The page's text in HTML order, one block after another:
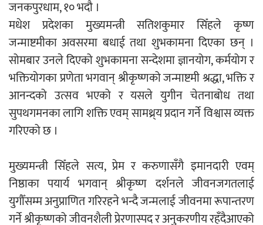
जनमत पत्रकार संघ
परियोजना सकिनै लाग्दा खुल्यो वन उद्यमीले
सहुलियत ऋण लिने बाटो
नदी अधिकारका ती कानुनी पाटा, जसले
बनाउँछ नदीलाई संरक्षण हकदार
जनकपुरधाम, १० भदौ ।
मधेश प्रदेशका मुख्यमन्त्री सतिशकुमार सिँहले कृष्ण
जन्माष्टमीका अवसरमा बधाई तथा शुभकामना दिएका छन् ।
सोमबार उनले दिएको शुभकामना सन्देशमा ज्ञानयोग, कर्मयोग र
भक्तियोगका प्रणेता भगवान् श्रीकृष्णको जन्माष्टमी श्रद्धा, भक्ति र
आनन्दको उत्सव भएको र यसले युगीन चेतनाबोध तथा
सुपथगमनका लागि शक्ति एवम् सामथ्र्य प्रदान गर्ने विश्वास व्यक्त
गरिएको छ ।
मुख्यमन्त्री सिँहले सत्य, प्रेम र करुणासँगै इमानदारी एवम्
निष्ठाका पयार्य भगवान् श्रीकृष्ण दर्शनले जीवनजगतलाई
युगौँसम्म अनुप्राणित गरिरहने भन्दै जन्मलाई जीवनमा रूपान्तरण
गर्ने श्रीकृष्णको जीवनशैली प्रेरणास्पद र अनुकरणीय रहँदैआएको